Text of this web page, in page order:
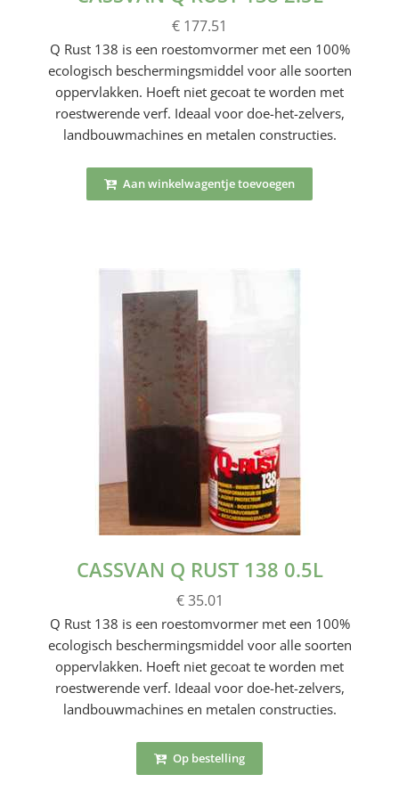
€ 177.51
Q Rust 138 is een roestomvormer met een 100%
ecologisch beschermingsmiddel voor alle soorten
oppervlakken. Hoeft niet gecoat te worden met
roestwerende verf. Ideaal voor doe-het-zelvers,
landbouwmachines en metalen constructies.
Aan winkelwagentje toevoegen
CASSVAN Q RUST 138 0.5L
€ 35.01
Q Rust 138 is een roestomvormer met een 100%
ecologisch beschermingsmiddel voor alle soorten
oppervlakken. Hoeft niet gecoat te worden met
roestwerende verf. Ideaal voor doe-het-zelvers,
landbouwmachines en metalen constructies.
Op bestelling